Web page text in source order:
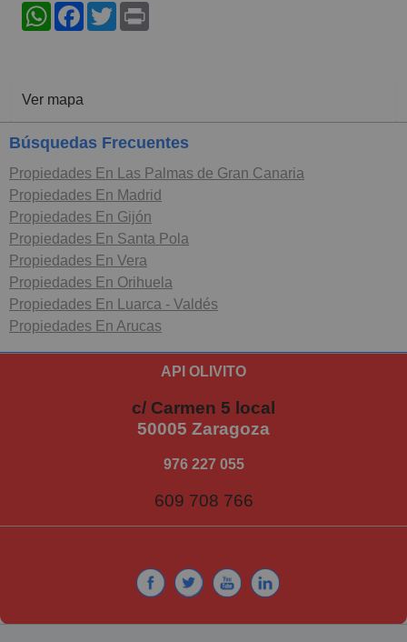
WhatsAppFacebook
Twitter
Ver mapa
Búsquedas Frecuentes
Propiedades En Las Palmas de Gran Canaria
Propiedades En Madrid
Propiedades En Gijón
Propiedades En Santa Pola
Propiedades En Vera
Propiedades En Orihuela
Propiedades En Luarca - Valdés
Propiedades En Arucas
API OLIVITO
c/ Carmen 5 local
50005 Zaragoza
976 227 055
609 708 766